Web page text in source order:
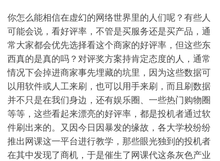
你怎么能相信在虚幻的网络世界里的人们呢？有些人
可能会说，看好评率，不管是买服务还是买产品，通
常大家都会优先选择看这个商家的好评率，但这些东
西真的是真的吗？对评奖方案持肯定态度的人，通常
情况下会掉进商家事先埋藏的坑里，因为这些数据可
以用软件或人工来刷，也可以用手来刷，而且刷数据
并不只是在我们身边，还有娱乐圈、一些热门购物圈
等等，这些看起来漂亮的好评率，都是投机者通过软
件刷出来的。又因今日因暴发的缘故，各大学校纷纷
推出网课这一平台进行教学，那些眼光独到的投机者
在其中发现了商机，于是催生了网课代这条灰色产业